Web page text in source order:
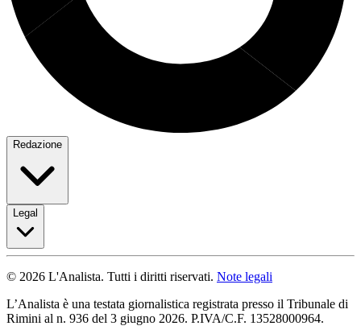
Redazione
Legal
© 2026 L'Analista. Tutti i diritti riservati. Note legali
L’Analista è una testata giornalistica registrata presso il Tribunale di
Rimini al n. 936 del 3 giugno 2026. P.IVA/C.F. 13528000964.